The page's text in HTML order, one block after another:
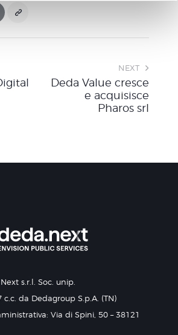
NEXT
Deda Value cresce
e acquisisce
Pharos srl
s.r.l. Soc. unip.
da Dedagroup S.p.A. (TN)
Via di Spini, 50 – 38121